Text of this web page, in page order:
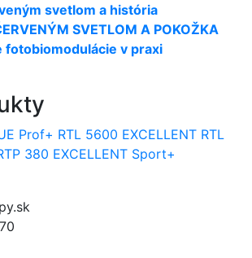
svetlom a história
SVETLOM A POKOŽKA
fotobiomodulácie v praxi
Prof+ RTL 5600 EXCELLENT RTL
380 EXCELLENT Sport+